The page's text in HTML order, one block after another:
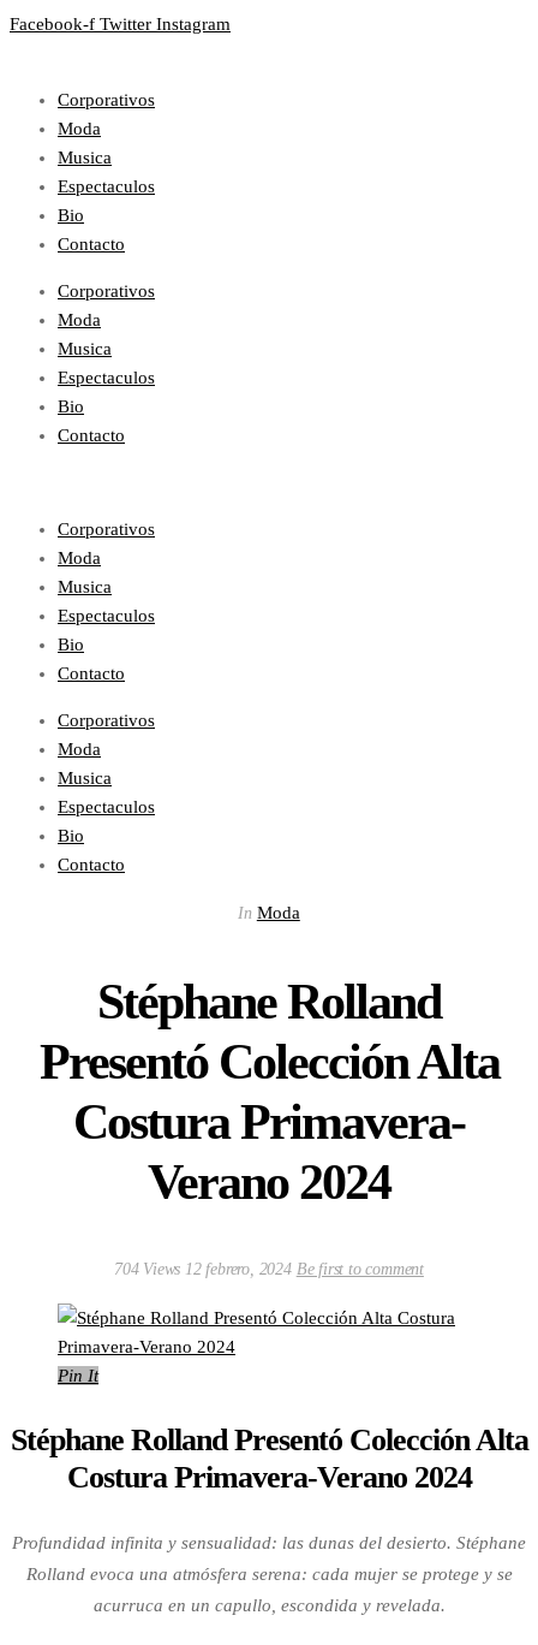
Facebook-f Twitter Instagram
Corporativos
Moda
Musica
Espectaculos
Bio
Contacto
Corporativos
Moda
Musica
Espectaculos
Bio
Contacto
Corporativos
Moda
Musica
Espectaculos
Bio
Contacto
Corporativos
Moda
Musica
Espectaculos
Bio
Contacto
In Moda
Stéphane Rolland
Presentó Colección Alta
Costura Primavera-
Verano 2024
704 Views 12 febrero, 2024 Be first to comment
Pin It
Stéphane Rolland Presentó Colección Alta
Costura Primavera-Verano 2024
Profundidad infinita y sensualidad: las dunas del desierto. Stéphane
Rolland evoca una atmósfera serena: cada mujer se protege y se
acurruca en un capullo, escondida y revelada.